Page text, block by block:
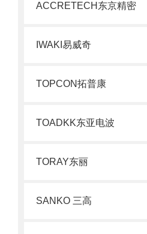
ACCRETECH东京精密
IWAKI易威奇
TOPCON拓普康
TOADKK东亚电波
TORAY东丽
SANKO 三高